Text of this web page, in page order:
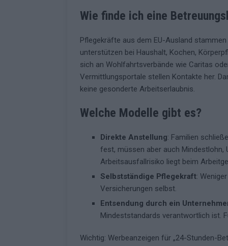
Wie finde ich eine
Pflegekräfte aus dem EU-Ausland
unterstützen bei Haushalt, Kochen,
sich an Wohlfahrtsverbände wie Caritas
Vermittlungsportale stellen Kontakte her.
keine gesonderte Arbeitserlaubnis.
Welche Modelle gibt es?
Direkte Anstellung: Familien
fest, müssen aber auch Mindestlohn,
Arbeitsausfallrisiko liegt beim
Selbstständige Pflegekraft:
Versicherungen selbst.
Entsendung durch ein
Mindeststandards verantwortlich ist.
Wichtig: Werbeanzeigen für „24-Stunden-